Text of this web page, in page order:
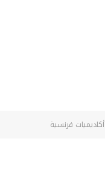
أكاديميات فرنسية